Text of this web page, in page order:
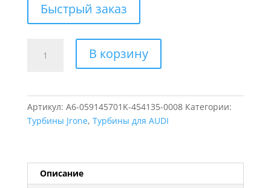
Быстрый заказ
товара
A6,
454135-
В корзину
Артикул: A6-059145701K-454135-0008 Категории:
Турбины Jrone, Турбины для AUDI
Описание